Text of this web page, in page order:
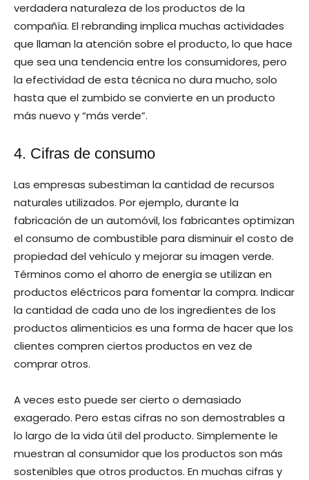
verdadera naturaleza de los productos de la
compañía. El rebranding implica muchas actividades
que llaman la atención sobre el producto, lo que hace
que sea una tendencia entre los consumidores, pero
la efectividad de esta técnica no dura mucho, solo
hasta que el zumbido se convierte en un producto
más nuevo y “más verde”.
4. Cifras de consumo
Las empresas subestiman la cantidad de recursos
naturales utilizados. Por ejemplo, durante la
fabricación de un automóvil, los fabricantes optimizan
el consumo de combustible para disminuir el costo de
propiedad del vehículo y mejorar su imagen verde.
Términos como el ahorro de energía se utilizan en
productos eléctricos para fomentar la compra. Indicar
la cantidad de cada uno de los ingredientes de los
productos alimenticios es una forma de hacer que los
clientes compren ciertos productos en vez de
comprar otros.
A veces esto puede ser cierto o demasiado
exagerado. Pero estas cifras no son demostrables a
lo largo de la vida útil del producto. Simplemente le
muestran al consumidor que los productos son más
sostenibles que otros productos. En muchas cifras y